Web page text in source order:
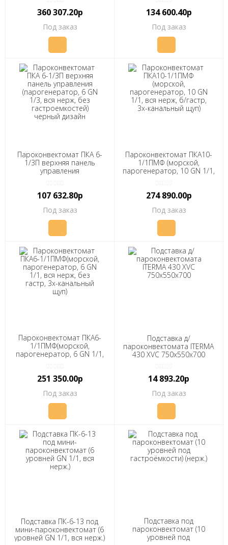
автоматической мойкой,
10 уровней GN 1/1, вся
нерж, без гастроемкостей,
прошивка через USB)
360 307.20р
Под заказ
134 600.40р
Под заказ
Пароконвектомат ПКА 6-
1/3П верхняя панель
управления
гастроемкостей) черный
107 632.80р
Под заказ
Пароконвектомат ПКА10-
1/1ПМФ (морской,
парогенератор, 10 GN 1/1,
274 890.00р
Под заказ
Пароконвектомат ПКА6-
1/1ПМФ(морской,
парогенератор, 6 GN 1/1,
251 350.00р
Под заказ
Подставка д/
пароконвектомата ITERMA
430 XVС 750x550x700
14 893.20р
Под заказ
Подставка ПК-6-13 под
мини-пароконвектомат (6
уровней GN 1/1, вся нерж.)
Подставка под
пароконвектомат (10
уровней под